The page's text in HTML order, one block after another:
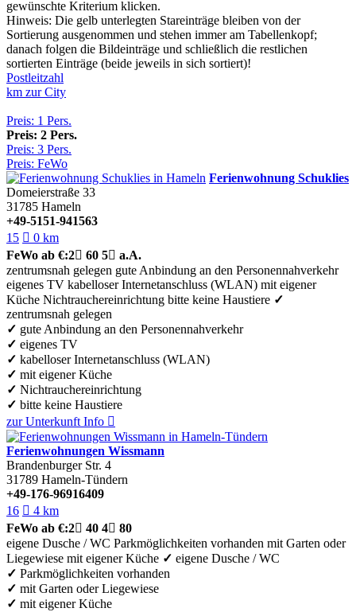
gewünschte Kriterium klicken.
Hinweis: Die gelb unterlegten Stareinträge bleiben von der
Sortierung ausgenommen und stehen immer am Tabellenkopf;
danach folgen die Bildeinträge und schließlich die restlichen
sortierten Einträge (beide jeweils in sich sortiert)!
Postleitzahl
km zur City
Preis: 1 Pers.
Preis: 2 Pers.
Preis: 3 Pers.
Preis: FeWo
Ferienwohnung Schuklies
Domeierstraße 33
31785 Hameln
+49-5151-941563
15  0 km
FeWo ab €:2 60 5 a.A.
zentrumsnah gelegen gute Anbindung an den Personennahverkehr
eigenes TV kabelloser Internetanschluss (WLAN) mit eigener
Küche Nichtrauchereinrichtung bitte keine Haustiere ✓
zentrumsnah gelegen
✓ gute Anbindung an den Personennahverkehr
✓ eigenes TV
✓ kabelloser Internetanschluss (WLAN)
✓ mit eigener Küche
✓ Nichtrauchereinrichtung
✓ bitte keine Haustiere
zur Unterkunft Info 
Ferienwohnungen Wissmann
Brandenburger Str. 4
31789 Hameln-Tündern
+49-176-96916409
16  4 km
FeWo ab €:2 40 4 80
eigene Dusche / WC Parkmöglichkeiten vorhanden mit Garten oder
Liegewiese mit eigener Küche ✓ eigene Dusche / WC
✓ Parkmöglichkeiten vorhanden
✓ mit Garten oder Liegewiese
✓ mit eigener Küche